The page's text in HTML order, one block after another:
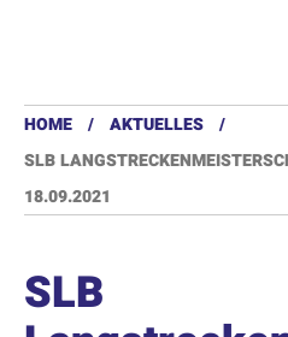
HOME
AKTUELLES
SLB
18.09.2021
SLB